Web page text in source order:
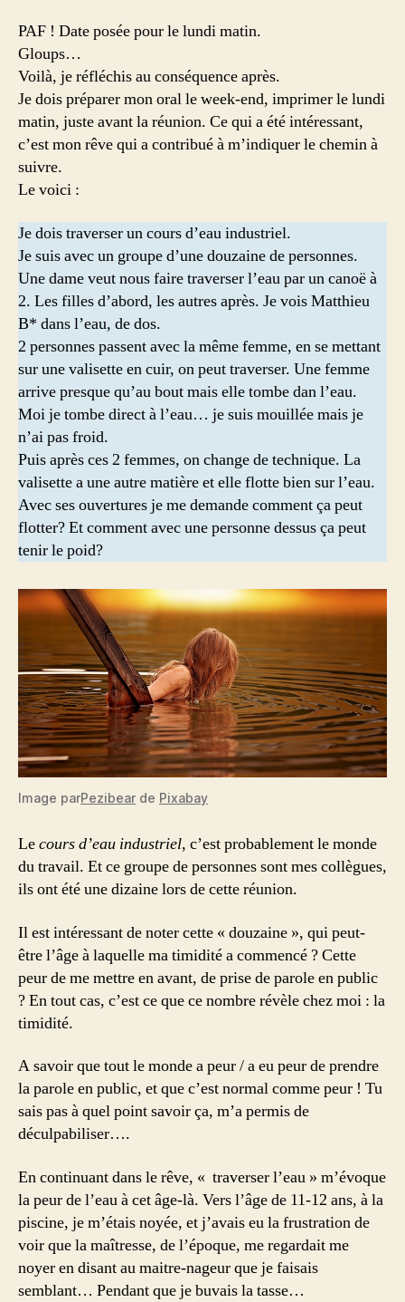
PAF ! Date posée pour le lundi matin.
Gloups…
Voilà, je réfléchis au conséquence après.
Je dois préparer mon oral le week-end, imprimer le lundi
matin, juste avant la réunion. Ce qui a été intéressant,
c’est mon rêve qui a contribué à m’indiquer le chemin à
suivre.
Le voici :
Je dois traverser un cours d’eau industriel.
Je suis avec un groupe d’une douzaine de personnes.
Une dame veut nous faire traverser l’eau par un canoë à
2. Les filles d’abord, les autres après. Je vois Matthieu
B* dans l’eau, de dos.
2 personnes passent avec la même femme, en se mettant
sur une valisette en cuir, on peut traverser. Une femme
arrive presque qu’au bout mais elle tombe dan l’eau.
Moi je tombe direct à l’eau… je suis mouillée mais je
n’ai pas froid.
Puis après ces 2 femmes, on change de technique. La
valisette a une autre matière et elle flotte bien sur l’eau.
Avec ses ouvertures je me demande comment ça peut
flotter? Et comment avec une personne dessus ça peut
tenir le poid?
Image parPezibear de Pixabay
Lecours d’eau industriel, c’est probablement le monde
du travail. Et ce groupe de personnes sont mes collègues,
ils ont été une dizaine lors de cette réunion.
Il est intéressant de noter cette « douzaine », qui peut-
être l’âge à laquelle ma timidité a commencé ? Cette
peur de me mettre en avant, de prise de parole en public
? En tout cas, c’est ce que ce nombre révèle chez moi : la
timidité.
A savoir que tout le monde a peur / a eu peur de prendre
la parole en public, et que c’est normal comme peur ! Tu
sais pas à quel point savoir ça, m’a permis de
déculpabiliser….
En continuant dans le rêve, « traverser l’eau » m’évoque
la peur de l’eau à cet âge-là. Vers l’âge de 11-12 ans, à la
piscine, je m’étais noyée, et j’avais eu la frustration de
voir que la maîtresse, de l’époque, me regardait me
noyer en disant au maitre-nageur que je faisais
semblant… Pendant que je buvais la tasse…